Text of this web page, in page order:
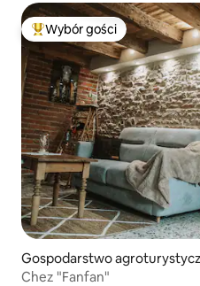
Najpopularniejsze z
Wybór gości
Gospodarstwo
Chez "Fanfan"